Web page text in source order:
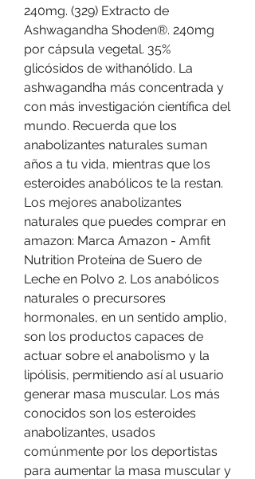
240mg. (329) Extracto de
Ashwagandha Shoden®. 240mg
por cápsula vegetal. 35%
glicósidos de withanólido. La
ashwagandha más concentrada y
con más investigación científica del
mundo. Recuerda que los
anabolizantes naturales suman
años a tu vida, mientras que los
esteroides anabólicos te la restan.
Los mejores anabolizantes
naturales que puedes comprar en
amazon: Marca Amazon - Amfit
Nutrition Proteína de Suero de
Leche en Polvo 2. Los anabólicos
naturales o precursores
hormonales, en un sentido amplio,
son los productos capaces de
actuar sobre el anabolismo y la
lipólisis, permitiendo así al usuario
generar masa muscular. Los más
conocidos son los esteroides
anabolizantes, usados
comúnmente por los deportistas
para aumentar la masa muscular y